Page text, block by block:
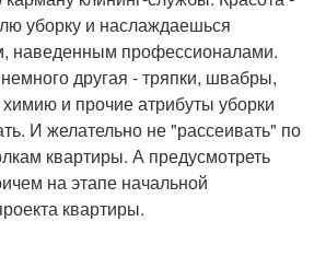
уборку и наслаждаешься
наведенным профессионалами.
другая - тряпки, швабры,
и прочие атрибуты уборки
И желательно не "рассеивать" по
квартиры. А предусмотреть
на этапе начальной
квартиры.